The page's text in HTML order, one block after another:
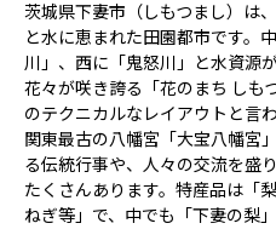
茨城県下妻市（しもつまし）は
と水に恵まれた田園都市です。
川」、西に「鬼怒川」と水資源
花々が咲き誇る「花のまち しも
のテクニカルなレイアウトと言
関東最古の八幡宮「大宝八幡宮
る伝統行事や、人々の交流を盛
たくさんあります。特産品は「
ねぎ等」で、中でも「下妻の梨